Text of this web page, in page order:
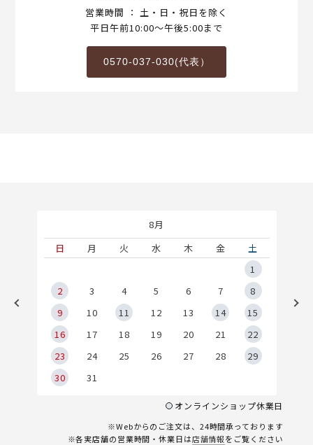
営業時間 ： 土・日・祝日を除く
平日午前10:00～午後5:00まで
0570-037-030(代表）
8月
日
月 火 水 木 金
土
1
2
3 4 5 6 7
8
9
10 11 12 13 14
15
16
17 18 19 20 21
22
23
24 25 26 27 28
29
30
31
オンラインショップ休業日
※Webからのご注文は、24時間承っております
※各実店舗の営業時間・休業日は店舗情報をご覧ください